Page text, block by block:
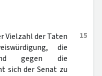
15
Vielzahl der Taten
die
gegen die
sich der Senat zu